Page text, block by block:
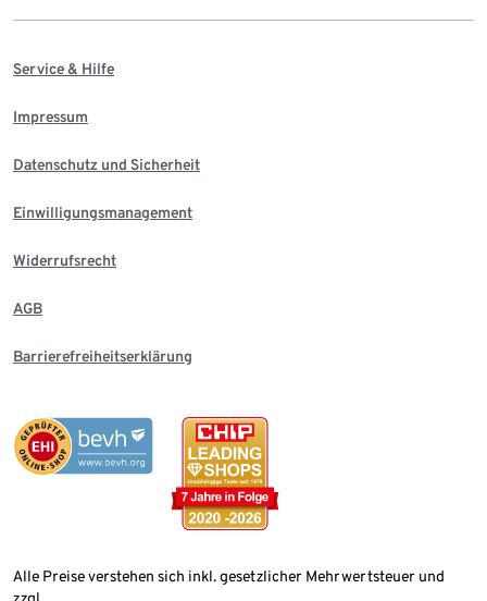
Service & Hilfe
Impressum
Datenschutz und Sicherheit
Einwilligungsmanagement
Widerrufsrecht
AGB
Barrierefreiheitserklärung
Alle Preise verstehen sich inkl. gesetzlicher Mehrwertsteuer und